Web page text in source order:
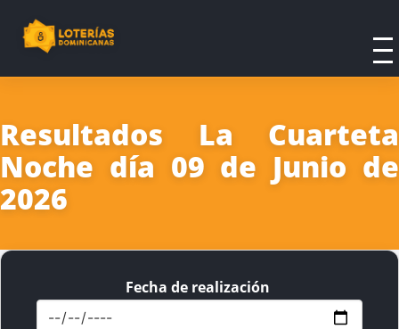
Resultados La Cuarteta
Noche día 09 de Junio de
2026
Fecha de realización